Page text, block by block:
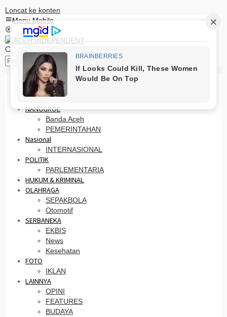
Loncat ke konten
Menu Mobile
HOME
PRO OTONOMI
NANGGROE
Banda Aceh
PEMERINTAHAN
Nasional
INTERNASIONAL
POLITIK
PARLEMENTARIA
HUKUM & KRIMINAL
OLAHRAGA
SEPAKBOLA
Otomotif
SERBANEKA
EKBIS
News
Kesehatan
FOTO
IKLAN
LAINNYA
OPINI
FEATURES
BUDAYA